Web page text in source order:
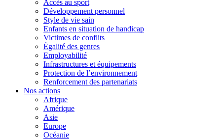
Accès au sport
Développement personnel
Style de vie sain
Enfants en situation de handicap
Victimes de conflits
Égalité des genres
Employabilité
Infrastructures et équipements
Protection de l’environnement
Renforcement des partenariats
Nos actions
Afrique
Amérique
Asie
Europe
Océanie